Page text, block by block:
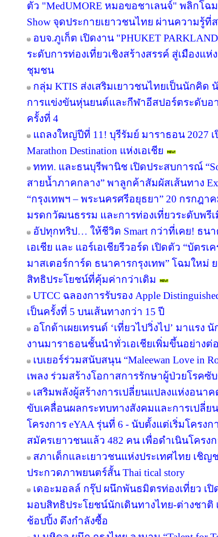
ตัว "MedUMORE หมอขอชาเลนจ์" พลิกโฉม
Show จุดประกายเยาวชนไทย ผ่านความรู้ที่
อบจ.ภูเก็ต เปิดงาน "PHUKET
ระดับการท่องเที่ยวเชิงสร้างสรรค์ สู่เมืองแ
ชุมชน
กลุ่ม KTIS ส่งเสริมเยาวชนไทยเป็นนักคิด
การแข่งขันหุ่นยนต์และกีฬาอีสปอร์ตระดับอ
ครั้งที่ 4
แถลงใหญ่ปีที่ 11! บุรีรัมย์ มาราธอน 2027
Marathon Destination แห่งเอเชีย
ททท. และธนบุรีพานิช เปิดประสบการณ์
สายน้ำภาคกลาง” พาลูกค้าสัมผัสเส้นทาง
“กรุงเทพฯ – พระนครศรีอยุธยา” 20 กรกฎ
มรดกวัฒนธรรม และการท่องเที่ยวระดับพรี
อัปทุกทริป… ให้ชีวิต Smart กว่าที่เคย! ธน
เอเชีย และ แอร์เอเชียรีวอร์ด เปิดตัว “บัตร
มาสเตอร์การ์ด ธนาคารกรุงเทพ” โฉมใหม่
สิทธิประโยชน์ที่คุ้มค่ากว่าเดิม
UTCC ฉลองการรับรอง Apple
เป็นครั้งที่ 5 บนเส้นทางกว่า 15 ปี
อโกด้าเผยเทรนด์ ‘เที่ยวไปวิ่งไป’ มาแรง
งานมาราธอนชั้นนำทั่วเอเชียเพิ่มขึ้นอย่างต่
เบเยอร์ร่วมสนับสนุน “Maleewan Love in
เพลง ร่วมสร้างโอกาสการรักษาผู้ป่วยโรค
เสริมพลังผู้สร้างการเปลี่ยนแปลงแห่งอนา
ขับเคลื่อนผลกระทบทางสังคมและการเปลี่ย
โครงการ eYAA รุ่นที่ 6 - นับตั้งแต่เริ่มโครง
สมัครเยาวชนแล้ว 482 คน เพื่อดำเนินโครง
สภาเด็กและเยาวชนแห่งประเทศไทย เชิ
ประกวดภาพยนตร์สั้น Thai tical story
เดอะมอลล์ กรุ๊ป ผนึกพันธมิตรท่องเที่ยว เปิด
มอบสิทธิประโยชน์นักเดินทางไทย-ต่างชาติ
ช้อปปิ้ง ดึงกำลังซื้อ